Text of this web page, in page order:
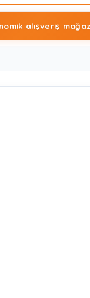
alışveriş